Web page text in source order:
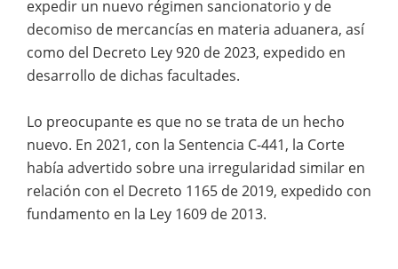
expedir un nuevo régimen sancionatorio y de
decomiso de mercancías en materia aduanera, así
como del Decreto Ley 920 de 2023, expedido en
desarrollo de dichas facultades.
Lo preocupante es que no se trata de un hecho
nuevo. En 2021, con la Sentencia C-441, la Corte
había advertido sobre una irregularidad similar en
relación con el Decreto 1165 de 2019, expedido con
fundamento en la Ley 1609 de 2013.